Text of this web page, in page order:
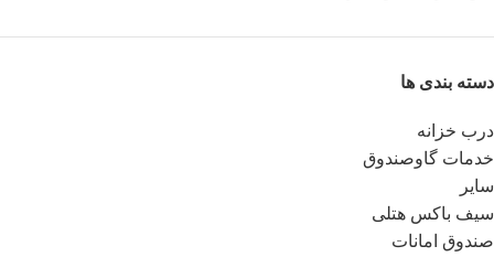
دسته بندی ها
درب خزانه
خدمات گاوصندوق
سایر
سیف باکس هتلی
صندوق امانات